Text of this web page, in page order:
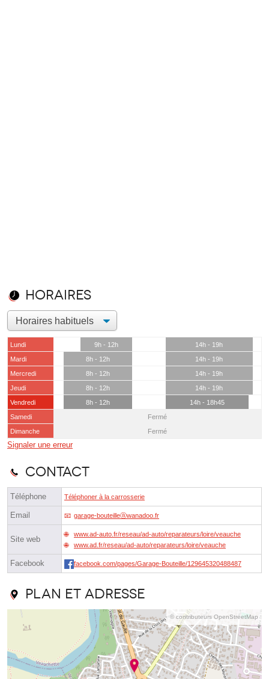
Horaires
Lundi 9h - 12h
14h - 19h
Mardi
8h - 12h
14h - 19h
Mercredi
8h - 12h
14h - 19h
Jeudi
8h - 12h
14h - 19h
Vendredi
8h - 12h
14h - 18h45
Samedi
Fermé
Dimanche
Fermé
Signaler une erreur
Contact
Téléphone Téléphoner à la carrosserie
Email garage-bouteilleⓐwanadoo.fr
Site web
www.ad-auto.fr/reseau/ad-auto/reparateurs/loire/veauche
www.ad.fr/reseau/ad-auto/reparateurs/loire/veauche
Facebook facebook.com/pages/Garage-Bouteille/129645320488487
Plan et adresse
© contributeurs OpenStreetMap